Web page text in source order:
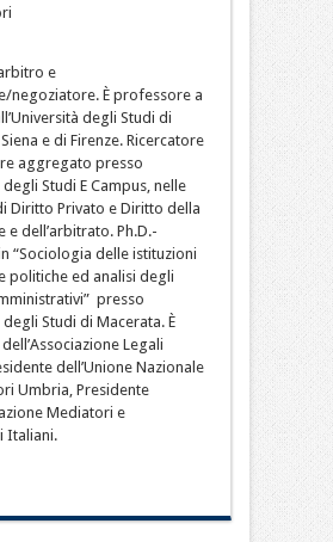
e
negoziatore. È professore a
degli Studi di
e di Firenze. Ricercatore
aggregato presso
degli Studi E Campus, nelle
Diritto Privato e Diritto della
e dell’arbitrato. Ph.D.-
“Sociologia delle istituzioni
politiche ed analisi degli
presso
degli Studi di Macerata. È
Legali
dell’Unione Nazionale
Umbria, Presidente
Mediatori e
Italiani.